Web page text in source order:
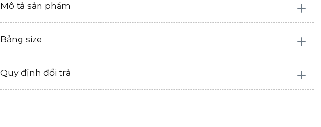
Mô tả sản phẩm
Bảng size
Quy định đổi trả